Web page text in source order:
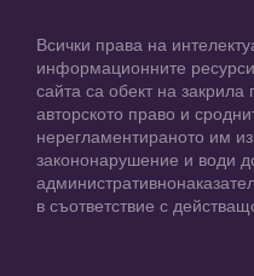
Всички права на
информационните
сайта са обект на
авторското право и
нерегламентираното им
закононарушение и води
в съответствие с